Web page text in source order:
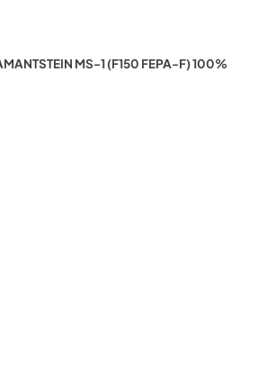
MS-1 (F150 FEPA-F) 100%